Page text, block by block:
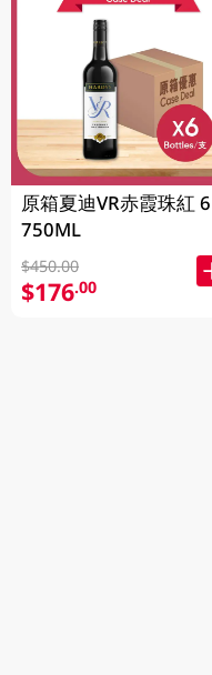
原箱夏迪VR赤霞珠紅
750ML
$450.00
$176.00